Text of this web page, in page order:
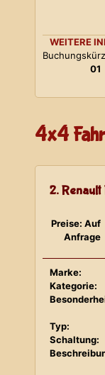
WEITERE
01
4x4
2.
Preise: Auf
Anfrage
Marke:
Kategorie:
Typ:
Schaltung: